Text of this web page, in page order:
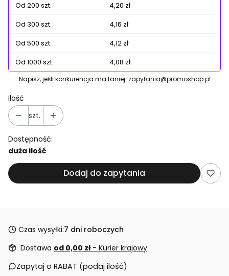
Od 200 szt.
4,20 zł
Od 300 szt.
4,16 zł
Od 500 szt.
4,12 zł
Od 1000 szt.
4,08 zł
Napisz, jeśli konkurencja ma taniej: zapytania@promoshop.pl
Ilość
szt.
Dostępność:
duża ilość
Dodaj do zapytania
Czas wysyłki:7 dni roboczych
Dostawa od 0,00 zł - Kurier krajowy
Zapytaj o RABAT (podaj ilość)